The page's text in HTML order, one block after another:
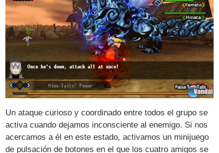
Un ataque curioso y coordinado entre todos el grupo se
activa cuando dejamos inconsciente al enemigo. Si nos
acercamos a él en este estado, activamos un minijuego
de pulsación de botones en el que los cuatro amigos se